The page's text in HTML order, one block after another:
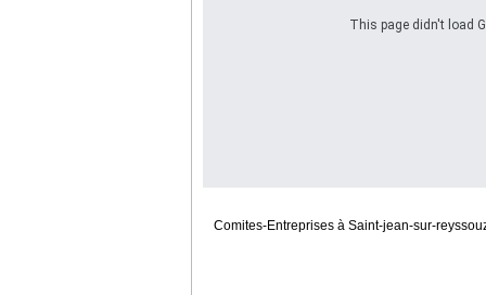
This page didn't load
Comites-Entreprises à Saint-jean-sur-